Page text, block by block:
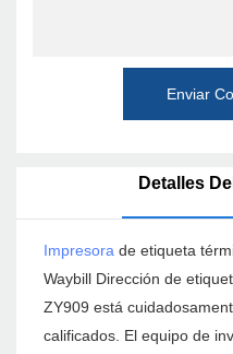
Enviar
Detalles
Impresora de etiqueta
Waybill Dirección de
ZY909 está
calificados. El equipo de